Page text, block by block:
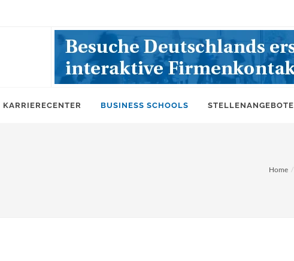
KARRIERECENTER BUSINESS SCHOOLS STELLENANGEBOTE
Home